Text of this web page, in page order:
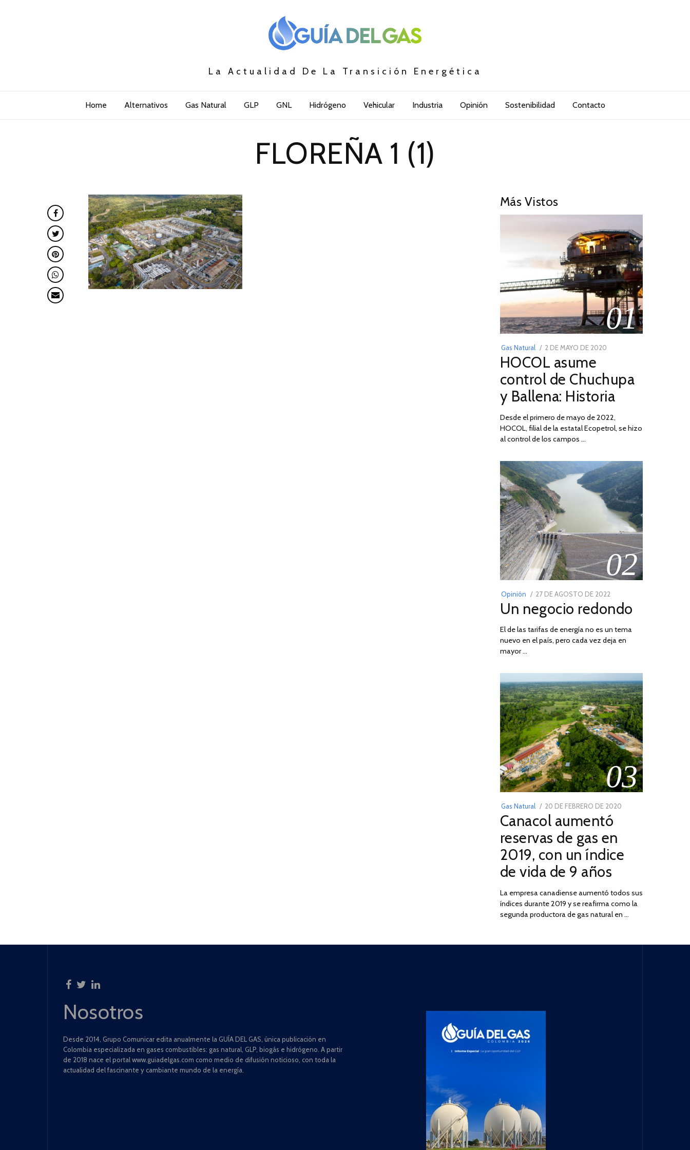
La Actualidad De La Transición Energética
Home Alternativos Gas Natural GLP GNL Hidrógeno Vehicular Industria Opinión Sostenibilidad Contacto
FLOREÑA 1 (1)
Más Vistos
01
Gas Natural
POSTED
ON
2 DE MAYO DE 2020
DE
2026
HOCOL asume
control de Chuchupa
y Ballena: Historia
Desde el primero de mayo de 2022,
HOCOL, filial de la estatal Ecopetrol, se hizo
al control de los campos …
02
Opinión
POSTED
ON
27 DE AGOSTO DE 2022
DE
DE
2022
Un negocio redondo
El de las tarifas de energía no es un tema
nuevo en el país, pero cada vez deja en
mayor …
03
Gas Natural
POSTED
ON
20 DE FEBRERO DE 2020
2025
Canacol aumentó
reservas de gas en
2019, con un índice
de vida de 9 años
La empresa canadiense aumentó todos sus
índices durante 2019 y se reafirma como la
segunda productora de gas natural en …
Nosotros
Desde 2014, Grupo Comunicar edita anualmente la GUÍA DEL GAS, única publicación en
Colombia especializada en gases combustibles: gas natural, GLP, biogás e hidrógeno. A partir
de 2018 nace el portal www.guiadelgas.com como medio de difusión noticioso, con toda la
actualidad del fascinante y cambiante mundo de la energía.